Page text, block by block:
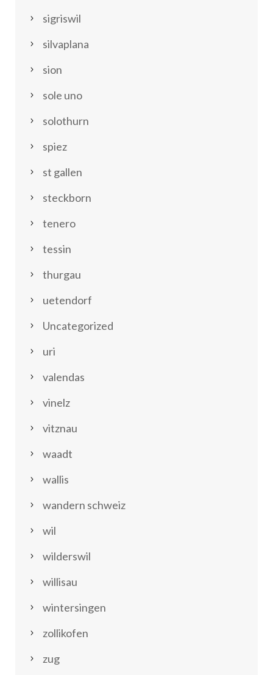
sigriswil
silvaplana
sion
sole uno
solothurn
spiez
st gallen
steckborn
tenero
tessin
thurgau
uetendorf
Uncategorized
uri
valendas
vinelz
vitznau
waadt
wallis
wandern schweiz
wil
wilderswil
willisau
wintersingen
zollikofen
zug